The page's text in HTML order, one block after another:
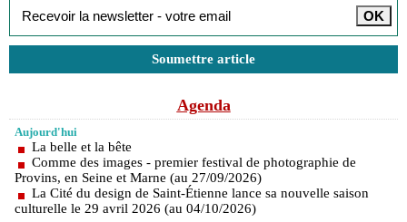
Soumettre article
Agenda
Aujourd'hui
La belle et la bête
Comme des images - premier festival de photographie de
Provins, en Seine et Marne (au 27/09/2026)
La Cité du design de Saint-Étienne lance sa nouvelle saison
culturelle le 29 avril 2026 (au 04/10/2026)